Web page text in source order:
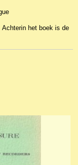
Achterin het boek is de